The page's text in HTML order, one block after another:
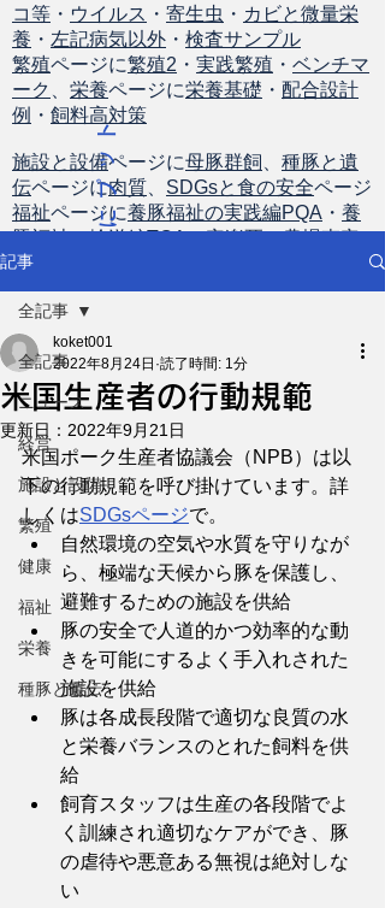
コ等 ・ ウイルス ・ 寄生虫 ・ カビと微量栄
養 ・ 左記病気以外 ・ 検査サンプル
繁殖ページに繁殖2 ・ 実践繁殖 ・ ベンチマ
ーク
栄養ページに栄養基礎 ・ 配合設計
例 ・ 飼料高対策
施設と設備ページに母豚群飼
種豚と遺
伝ページに肉質 SDGsと食の安全ページ
福祉ページに養豚福祉の実践編PQA ・ 養
豚福祉の輸送編TQA・安楽死・農場査定
ト
ッ
プ
に
記事
全記事
ニュース
経営
施設と設備
繁殖
健康
福祉
栄養
種豚と遺伝
全記事
米国生産者の行動規範
koket001
2022年8月24日 読了時間: 1分
更新日： 2022年9月21日
米国ポーク生産者協議会（NPB）は以
下の行動規範を呼び掛けています。詳
しくはSDGsページで。
自然環境の空気や水質を守りなが
ら、極端な天候から豚を保護し、
避難するための施設を供給
豚の安全で人道的かつ効率的な動
きを可能にするよく手入れされた
施設を供給
豚は各成長段階で適切な良質の水
と栄養バランスのとれた飼料を供
給
飼育スタッフは生産の各段階でよ
く訓練され適切なケアができ、豚
の虐待や悪意ある無視は絶対しな
い